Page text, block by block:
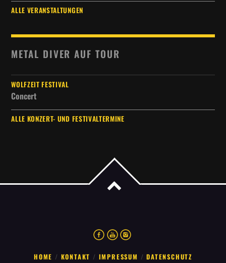
ALLE VERANSTALTUNGEN
METAL DIVER AUF TOUR
WOLFZEIT FESTIVAL
Concert
ALLE KONZERT- UND FESTIVALTERMINE
HOME KONTAKT IMPRESSUM DATENSCHUTZ